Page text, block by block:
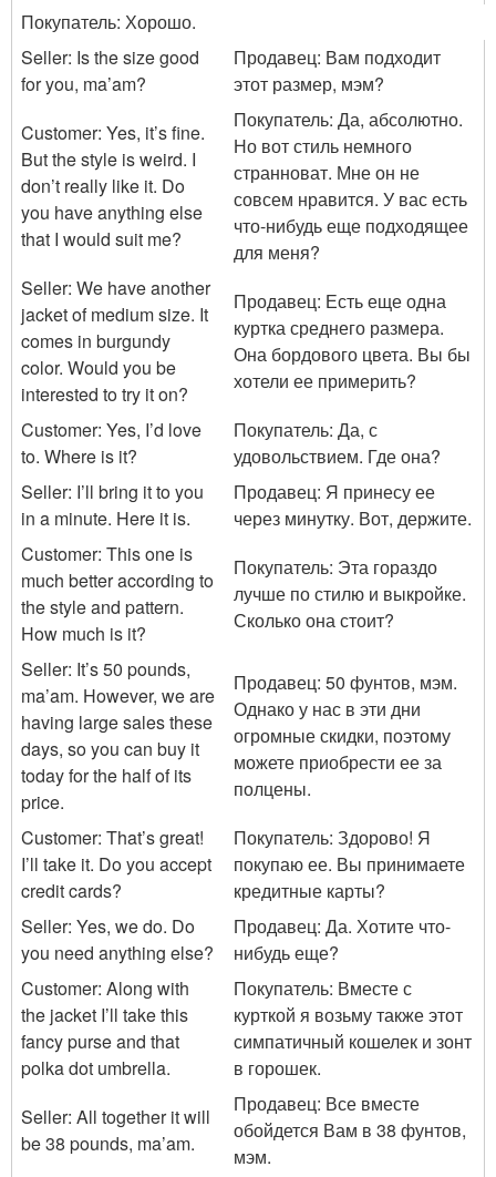
Покупатель: Хорошо.
Seller: Is the size good
for you, ma’am?
Продавец: Вам подходит
этот размер, мэм?
Customer: Yes, it’s fine.
But the style is weird. I
don’t really like it. Do
you have anything else
that I would suit me?
Покупатель: Да, абсолютно.
Но вот стиль немного
странноват. Мне он не
совсем нравится. У вас есть
что-нибудь еще подходящее
для меня?
Seller: We have another
jacket of medium size. It
comes in burgundy
color. Would you be
interested to try it on?
Продавец: Есть еще одна
куртка среднего размера.
Она бордового цвета. Вы бы
хотели ее примерить?
Customer: Yes, I’d love
to. Where is it?
Покупатель: Да, с
удовольствием. Где она?
Seller: I’ll bring it to you
in a minute. Here it is.
Продавец: Я принесу ее
через минутку. Вот, держите.
Customer: This one is
much better according to
the style and pattern.
How much is it?
Покупатель: Эта гораздо
лучше по стилю и выкройке.
Сколько она стоит?
Seller: It’s 50 pounds,
ma’am. However, we are
having large sales these
days, so you can buy it
today for the half of its
price.
Продавец: 50 фунтов, мэм.
Однако у нас в эти дни
огромные скидки, поэтому
можете приобрести ее за
полцены.
Customer: That’s great!
I’ll take it. Do you accept
credit cards?
Покупатель: Здорово! Я
покупаю ее. Вы принимаете
кредитные карты?
Seller: Yes, we do. Do
you need anything else?
Продавец: Да. Хотите что-
нибудь еще?
Customer: Along with
the jacket I’ll take this
fancy purse and that
polka dot umbrella.
Покупатель: Вместе с
курткой я возьму также этот
симпатичный кошелек и зонт
в горошек.
Seller: All together it will
be 38 pounds, ma’am.
Продавец: Все вместе
обойдется Вам в 38 фунтов,
мэм.